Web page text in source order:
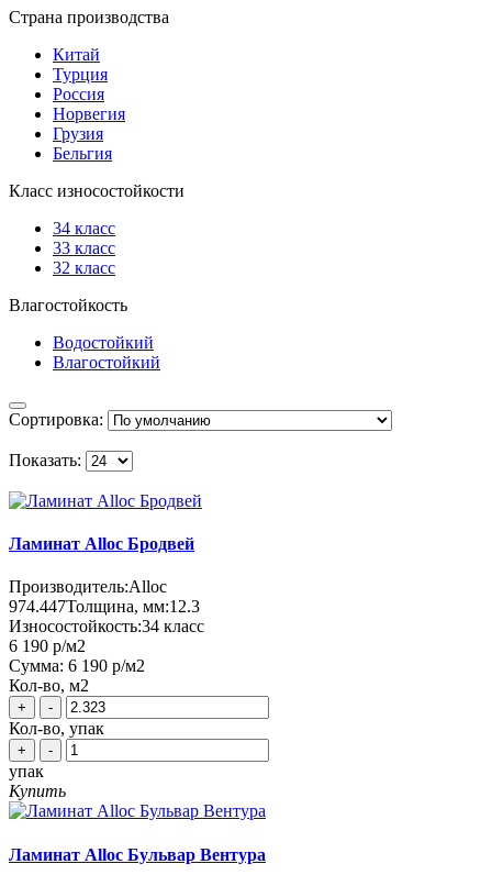
Страна производства
Китай
Турция
Россия
Норвегия
Грузия
Бельгия
Класс износостойкости
34 класс
33 класс
32 класс
Влагостойкость
Водостойкий
Влагостойкий
Сортировка:
Показать:
Ламинат Alloc Бродвей
Производитель:Alloc
974.447Толщина, мм:12.3
Износостойкость:34 класс
6 190 р/м2
Сумма: 6 190 р/м2
Кол-во, м2
+ -
Кол-во, упак
+ -
упак
Купить
Ламинат Alloc Бульвар Вентура